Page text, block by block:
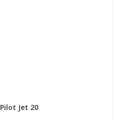
ProX Mikuni N224.103 Series Pilot Jet 20